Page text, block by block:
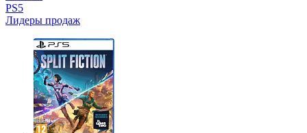
PS5
Лидеры продаж